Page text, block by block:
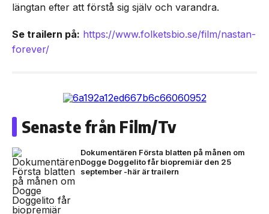
längtan efter att förstå sig själv och varandra.
Se trailern på: https://www.folketsbio.se/film/nastan-
forever/
Senaste från Film/Tv
Dokumentären Första blatten på månen om
Dogge Doggelito får biopremiär den 25
september -här är trailern